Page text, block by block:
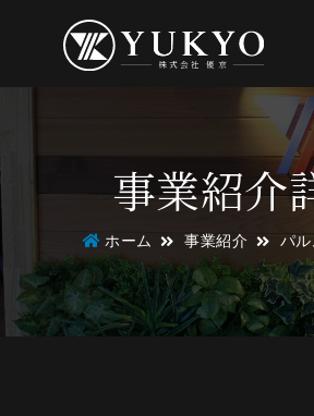
事業紹介
ホーム 事業紹介 パ